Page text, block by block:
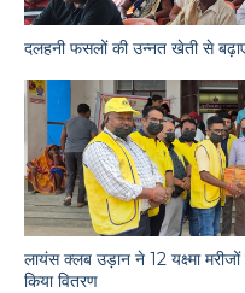
दलहनी फसलों की उन्नत खेती से बढ़ाएं
लायंस क्लब उड़ान ने 12 यक्ष्मा मरीजों
किया वितरण